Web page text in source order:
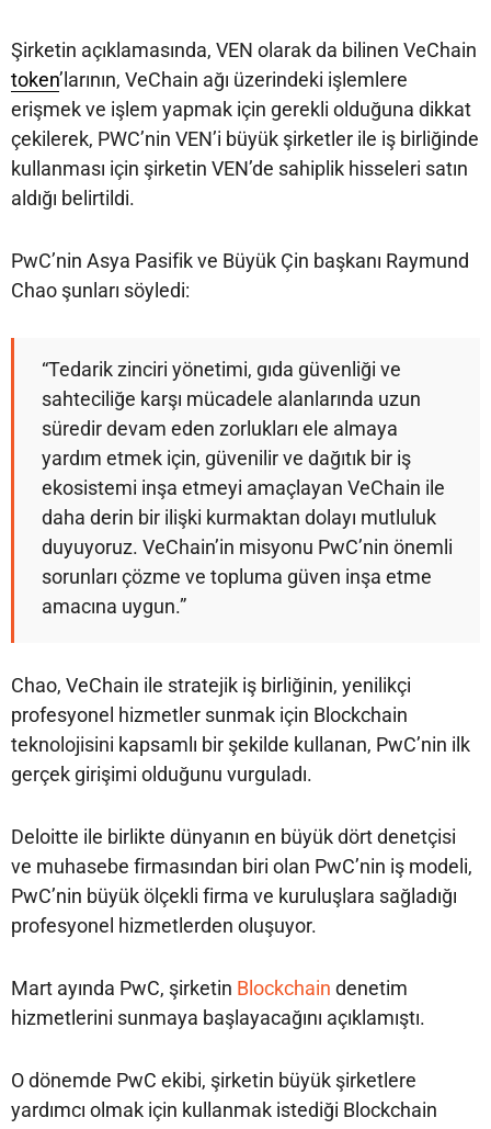
Şirketin açıklamasında, VEN olarak da bilinen VeChain
token’larının, VeChain ağı üzerindeki işlemlere
erişmek ve işlem yapmak için gerekli olduğuna dikkat
çekilerek, PWC’nin VEN’i büyük şirketler ile iş birliğinde
kullanması için şirketin VEN’de sahiplik hisseleri satın
aldığı belirtildi.
PwC’nin Asya Pasifik ve Büyük Çin başkanı Raymund
Chao şunları söyledi:
“Tedarik zinciri yönetimi, gıda güvenliği ve
sahteciliğe karşı mücadele alanlarında uzun
süredir devam eden zorlukları ele almaya
yardım etmek için, güvenilir ve dağıtık bir iş
ekosistemi inşa etmeyi amaçlayan VeChain ile
daha derin bir ilişki kurmaktan dolayı mutluluk
duyuyoruz. VeChain’in misyonu PwC’nin önemli
sorunları çözme ve topluma güven inşa etme
amacına uygun.”
Chao, VeChain ile stratejik iş birliğinin, yenilikçi
profesyonel hizmetler sunmak için Blockchain
teknolojisini kapsamlı bir şekilde kullanan, PwC’nin ilk
gerçek girişimi olduğunu vurguladı.
Deloitte ile birlikte dünyanın en büyük dört denetçisi
ve muhasebe firmasından biri olan PwC’nin iş modeli,
PwC’nin büyük ölçekli firma ve kuruluşlara sağladığı
profesyonel hizmetlerden oluşuyor.
Mart ayında PwC, şirketin Blockchain denetim
hizmetlerini sunmaya başlayacağını açıklamıştı.
O dönemde PwC ekibi, şirketin büyük şirketlere
yardımcı olmak için kullanmak istediği Blockchain